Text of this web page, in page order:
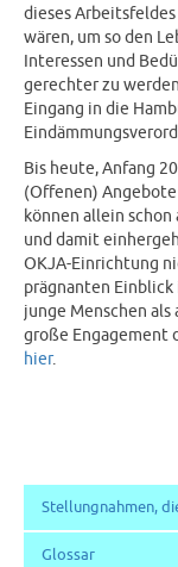
Stellungnahmen,
Glossar
dieses
wären, um so den
Interessen und
gerechter zu
Eingang in die
Bis heute, Anfang
(Offenen)
können allein
und damit
OKJA-Einrichtung
prägnanten
junge Menschen als
große Engagement
hier.